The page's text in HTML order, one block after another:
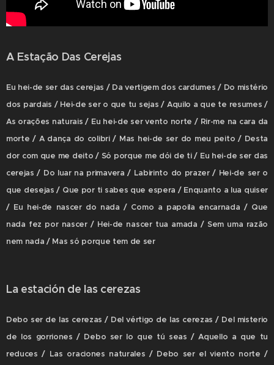
A Estação Das Cerejas
Eu hei-de ser das cerejas / Da vertigem dos cardumes / Do mistério
dos pardais / Hei-de ser o que tu sejas / Aquilo a que te resumes /
As orações naturais / Eu hei-de ser vento norte / Rir-me na cara da
morte / A dança do colibri / Mas hei-de ser do meu peito / Desta
dor com que me deito / Só porque me dói de ti / Eu hei-de ser das
cerejas / Do luar na primavera / Labirinto do prazer / Hei-de ser o
que desejas / Que por ti sabes que espera / Enquanto a lua quiser
/ Eu hei-de nascer do nada / Como a papoila encarnada / Que
nada fez por nascer / Hei-de nascer tua amada / Sem uma razão
nem nada / Mas só porque tem de ser
La estación de las cerezas
Debo ser de las cerezas / Del vértigo de las cerezas / Del misterio
de los gorriones / Debo ser lo que tú seas / Aquello a que tu
reduces / Las oraciones naturales / Debo ser el viento norte /